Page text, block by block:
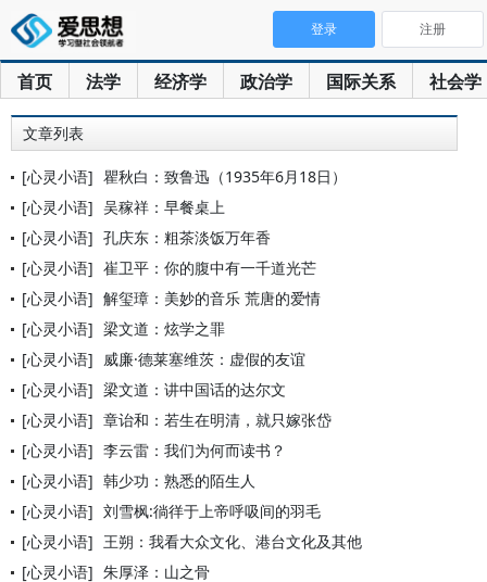
首页 法学 经济学 政治学 国际关系 社会学
登录 注册
文章列表
[心灵小语] 瞿秋白：致鲁迅（1935年6月18日）
[心灵小语] 吴稼祥：早餐桌上
[心灵小语] 孔庆东：粗茶淡饭万年香
[心灵小语] 崔卫平：你的腹中有一千道光芒
[心灵小语] 解玺璋：美妙的音乐 荒唐的爱情
[心灵小语] 梁文道：炫学之罪
[心灵小语] 威廉·德莱塞维茨：虚假的友谊
[心灵小语] 梁文道：讲中国话的达尔文
[心灵小语] 章诒和：若生在明清，就只嫁张岱
[心灵小语] 李云雷：我们为何而读书？
[心灵小语] 韩少功：熟悉的陌生人
[心灵小语] 刘雪枫:徜徉于上帝呼吸间的羽毛
[心灵小语] 王朔：我看大众文化、港台文化及其他
[心灵小语] 朱厚泽：山之骨